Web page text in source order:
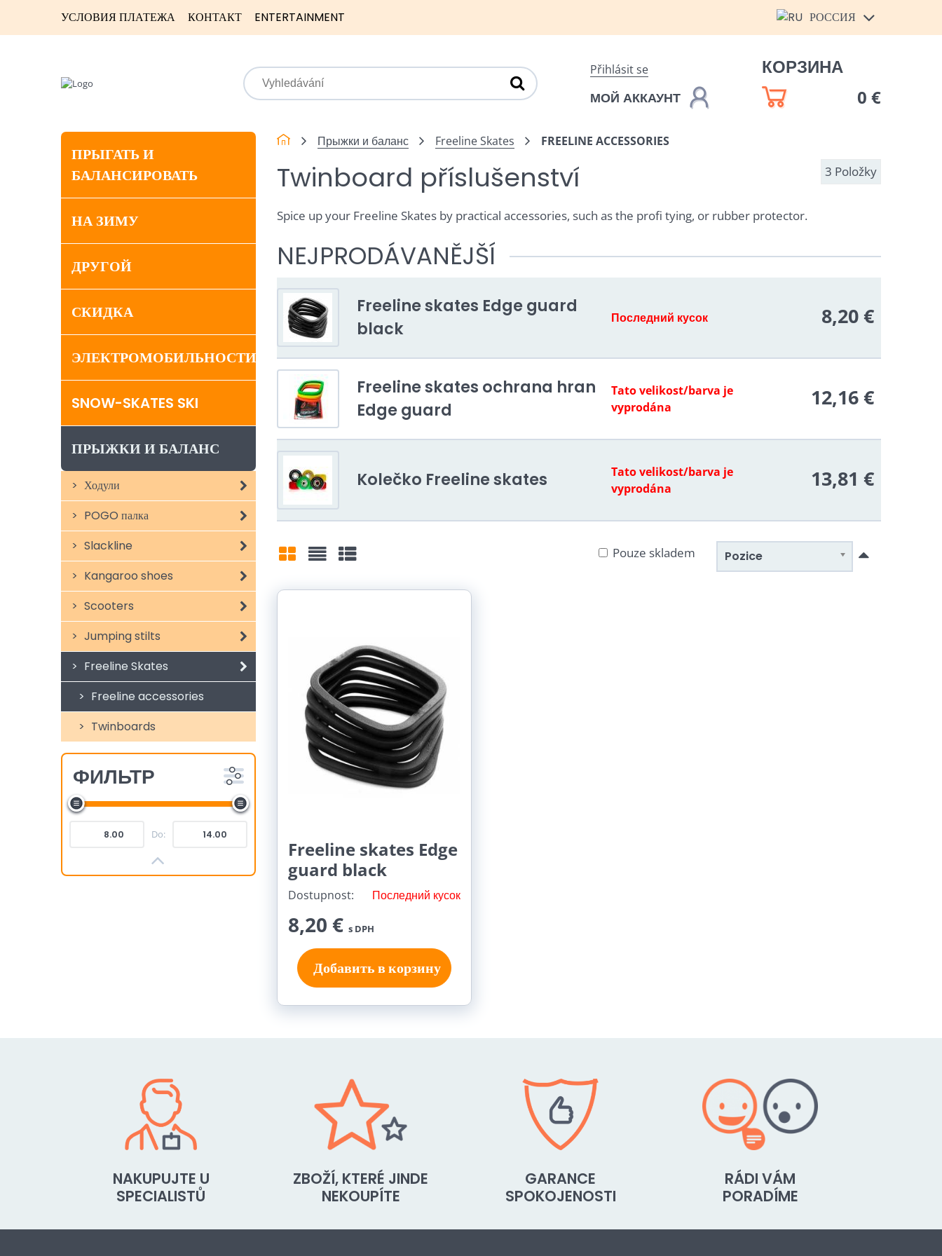
УСЛОВИЯ ПЛАТЕЖА КОНТАКТ ENTERTAINMENT РОССИЯ
Přihlásit se
МОЙ АККАУНТ
КОРЗИНА
0 €
ПРЫГАТЬ И
БАЛАНСИРОВАТЬ
НА ЗИМУ
ДРУГОЙ
СКИДКА
ЭЛЕКТРОМОБИЛЬНОСТИ
SNOW-SKATES SKI
ПРЫЖКИ И БАЛАНС
Ходули
POGO палка
Slackline
Kangaroo shoes
Scooters
Jumping stilts
Freeline Skates
Freeline accessories
Twinboards
ФИЛЬТР
Do:
Прыжки и баланс Freeline Skates FREELINE ACCESSORIES
Twinboard příslušenství 3 Položky
Spice up your Freeline Skates by practical accessories, such as the profi tying, or rubber protector.
NEJPRODÁVANĚJŠÍ
Freeline skates Edge guard
black
Последний кусок 8,20 €
Freeline skates ochrana hran
Edge guard
Tato velikost/barva je
vyprodána
12,16 €
Kolečko Freeline skates
Tato velikost/barva je
vyprodána
13,81 €
Pozice
Pouze skladem
Freeline skates Edge
guard black
Dostupnost: Последний кусок
8,20 € s DPH
Добавить в корзину
NAKUPUJTE U
SPECIALISTŮ
ZBOŽÍ, KTERÉ JINDE
NEKOUPÍTE
GARANCE
SPOKOJENOSTI
RÁDI VÁM
PORADÍME